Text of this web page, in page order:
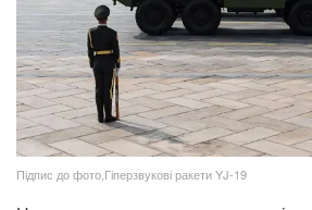
Підпис до фото,Гіперзвукові ракети YJ-19